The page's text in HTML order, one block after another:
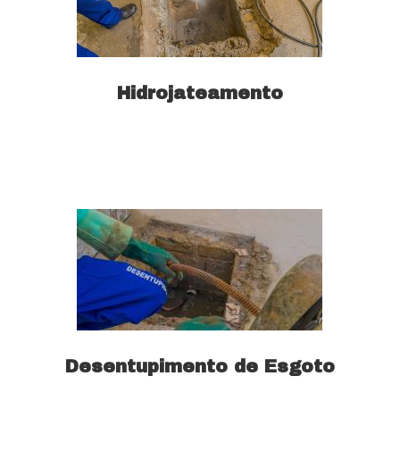
Hidrojateamento
Desentupimento de Esgoto